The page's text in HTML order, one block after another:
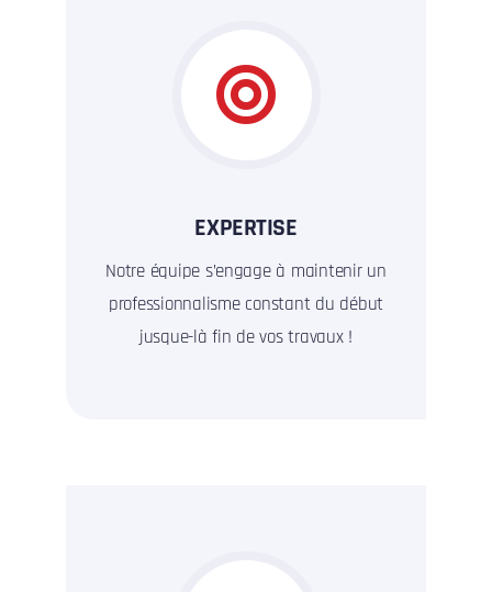
EXPERTISE
Notre équipe s’engage à maintenir un
professionnalisme constant du début
jusque-là fin de vos travaux !